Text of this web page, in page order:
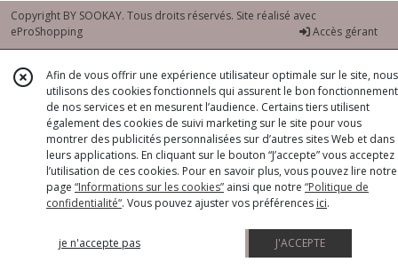
Copyright BY SOOKAY. Tous droits réservés. Site réalisé avec
eProShopping
Accès gérant
Afin de vous offrir une expérience utilisateur optimale sur le site, nous
utilisons des cookies fonctionnels qui assurent le bon fonctionnement
de nos services et en mesurent l’audience. Certains tiers utilisent
également des cookies de suivi marketing sur le site pour vous
montrer des publicités personnalisées sur d’autres sites Web et dans
leurs applications. En cliquant sur le bouton “J’accepte” vous acceptez
l’utilisation de ces cookies. Pour en savoir plus, vous pouvez lire notre
page “Informations sur les cookies” ainsi que notre “Politique de
confidentialité“. Vous pouvez ajuster vos préférences ici.
je n'accepte pas J'ACCEPTE